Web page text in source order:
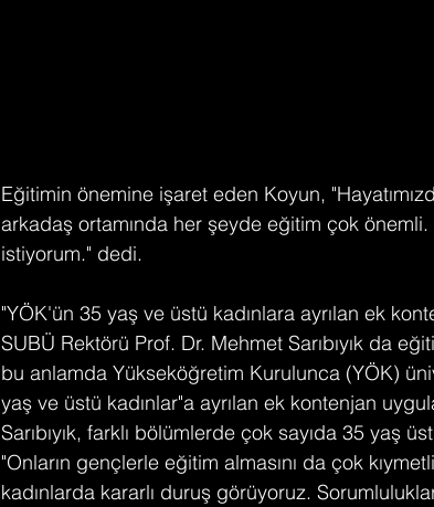
Eğitimin önemine işaret eden Koyun,
arkadaş ortamında her şeyde eğitim çok
istiyorum." dedi.
"YÖK'ün 35 yaş ve üstü kadınlara ayrılan ek
SUBÜ Rektörü Prof. Dr. Mehmet Sarıbıyık da
bu anlamda Yükseköğretim Kurulunca (YÖK)
yaş ve üstü kadınlar"a ayrılan ek kontenjan
Sarıbıyık, farklı bölümlerde çok sayıda 35 yaş
"Onların gençlerle eğitim almasını da çok
kadınlarda kararlı duruş görüyoruz.